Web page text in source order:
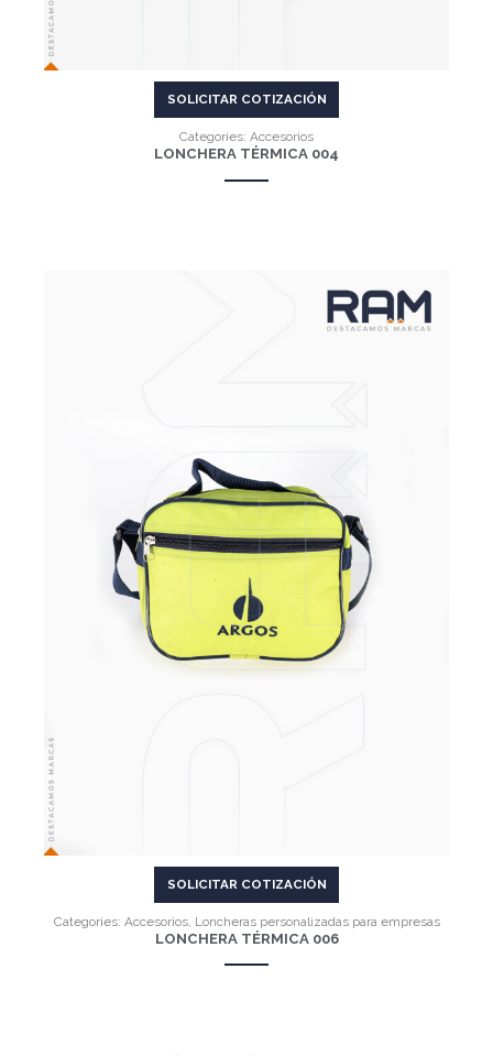
SOLICITAR COTIZACIÓN
Categories: Accesorios
LONCHERA TÉRMICA 004
SOLICITAR COTIZACIÓN
Categories: Accesorios, Loncheras personalizadas para empresas
LONCHERA TÉRMICA 006